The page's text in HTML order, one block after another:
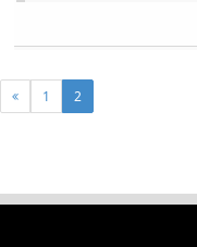
1 2